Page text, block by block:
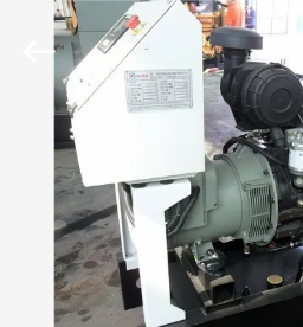
CASA
PRODOTTI
CIRCA
NOI
Shenzhen
Equipment